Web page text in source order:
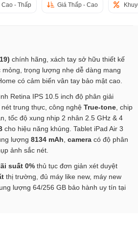
Cao - Thấp Giá Thấp - Cao
chính hãng, xách tay sở hữu thiết kế
trọng lượng nhẹ dễ dàng mang
có cảm biến vân tay bảo mật cao.
Retina IPS 10.5 inch độ phân giải
trung thực, công nghệ True-tone , chip
tốc độ xung nhịp 2 nhân 2.5 GHz & 4
cho hiệu năng khủng. Tablet iPad Air 3
lượng 8134 mAh camera có độ phân
ảnh sắc nét.
suất 0% thủ tục đơn giản xét duyệt
thị trường, đủ máy like new, máy new
lượng 64/256 GB bảo hành uy tín tại